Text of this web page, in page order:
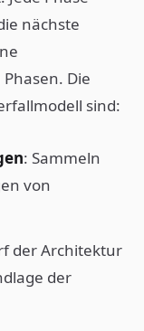
nächste
Die
sind:
: Sammeln
von
der Architektur
der